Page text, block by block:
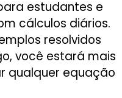
estudantes e
cálculos diários.
resolvidos
você estará mais
qualquer equação